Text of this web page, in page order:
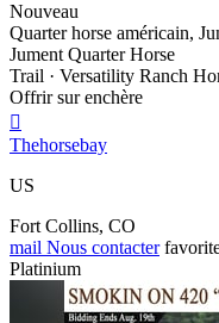
Nouveau
Quarter horse américain,
Jument Quarter Horse
Trail · Versatility Ranch
Offrir sur enchère

Thehorsebay
US
Fort Collins, CO
mail Nous contacter
Platinium